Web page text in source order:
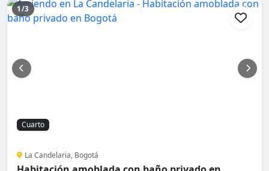
1/3
Cuarto
La Candelaria, Bogotá